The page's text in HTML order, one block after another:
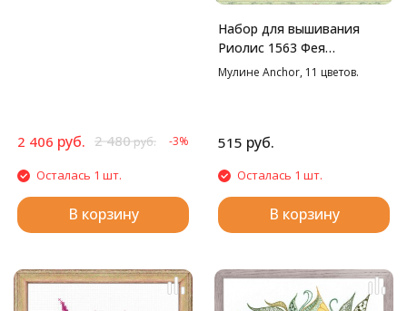
2 406 руб. 2 480руб. -3%
Осталась 1 шт.
В корзину
Набор для вышивания
Риолис 1563 Фея
солнечного дня, 15*20 см
Мулине Anchor, 11 цветов.
515 руб.
Осталась 1 шт.
В корзину